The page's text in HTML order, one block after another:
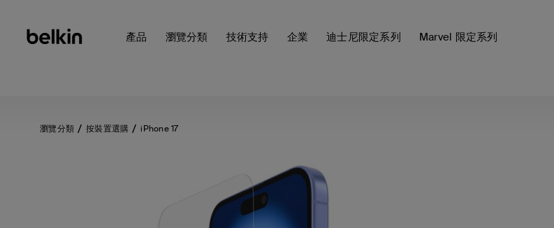
產品 瀏覽分類 技術支持 企業 迪士尼限定系列 Marvel 限定系列
瀏覽分類 按裝置選購 iPhone 17